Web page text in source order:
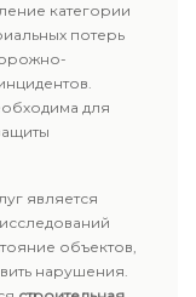
категории
потерь
для
является
объектов,
нарушения.